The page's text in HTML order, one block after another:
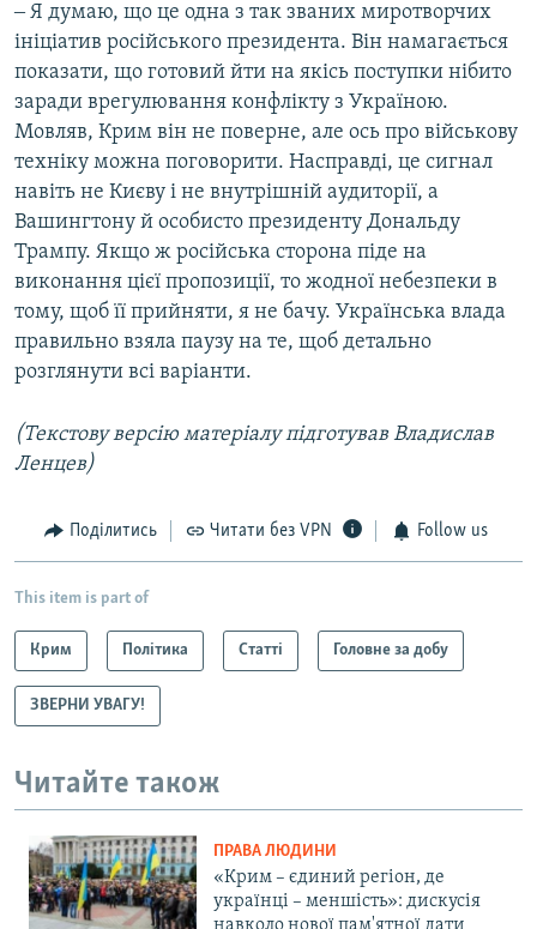
‒ Я думаю, що це одна з так званих миротворчих
ініціатив російського президента. Він намагається
показати, що готовий йти на якісь поступки нібито
заради врегулювання конфлікту з Україною.
Мовляв, Крим він не поверне, але ось про військову
техніку можна поговорити. Насправді, це сигнал
навіть не Києву і не внутрішній аудиторії, а
Вашингтону й особисто президенту Дональду
Трампу. Якщо ж російська сторона піде на
виконання цієї пропозиції, то жодної небезпеки в
тому, щоб її прийняти, я не бачу. Українська влада
правильно взяла паузу на те, щоб детально
розглянути всі варіанти.
(Текстову версію матеріалу підготував Владислав
Ленцев)
Поділитись Читати без VPN Follow us
This item is part of
Крим Політика Статті Головне за добу
ЗВЕРНИ УВАГУ!
Читайте також
ПРАВА ЛЮДИНИ
«Крим – єдиний регіон, де
українці – меншість»: дискусія